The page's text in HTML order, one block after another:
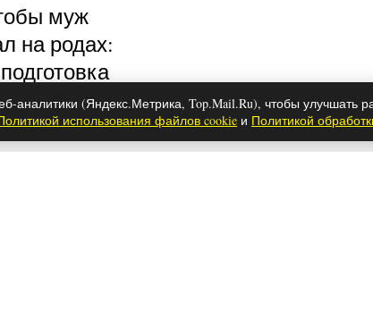
муж
на родах:
аналитики (Яндекс.Метрика, Top.Mail.Ru), чтобы улучшать
использования файлов cookie и Политикой